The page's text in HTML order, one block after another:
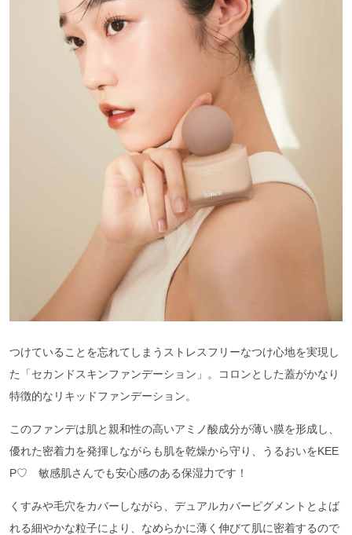
つけていることを忘れてしまうストレスフリーなつけ心地を実現し
た「セカンドスキンファンデーション」。コロンとした蓋がかなり
特徴的なリキッドファンデーション。
このファンデは肌と親和性の高いアミノ酸成分が薄い膜を形成し、
優れた密着力を発揮しながらも肌を乾燥から守り、うるおいをKEE
P♡ 敏感肌さんでも安心感のある保湿力です！
くすみや毛穴をカバーしながら、デュアルカバーピグメントとよば
れる細やかな粒子により、なめらかに薄く伸びて肌に密着するので